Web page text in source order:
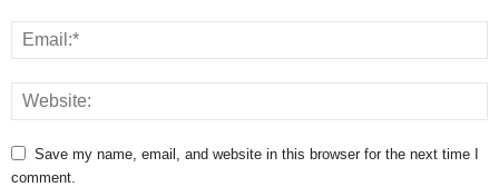
Save my name, email, and website in this browser for the next time I
comment.